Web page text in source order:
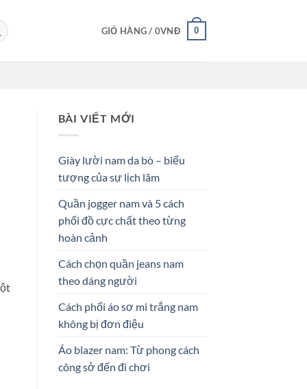
GIỎ HÀNG / 0VNĐ 0
BÀI VIẾT MỚI
Giày lười nam da bò – biểu
tượng của sự lịch lãm
Quần jogger nam và 5 cách
phối đồ cực chất theo từng
hoàn cảnh
Cách chọn quần jeans nam
theo dáng người
Cách phối áo sơ mi trắng nam
không bị đơn điệu
Áo blazer nam: Từ phong cách
công sở đến đi chơi